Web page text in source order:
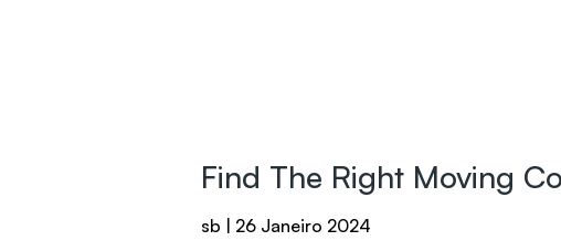
Find The Right Moving
sb
26 Janeiro 2024